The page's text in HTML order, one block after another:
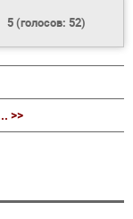
5(голосов: 52)
>>